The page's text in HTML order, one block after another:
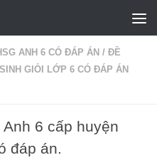
ANH 6 CÓ ĐÁP ÁN / ĐỀ
GIỎI LỚP 6 CÓ ĐÁP ÁN
6 cấp huyện
đáp án.